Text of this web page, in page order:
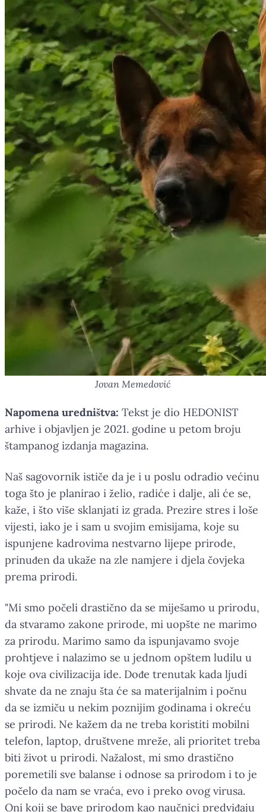
Jovan Memedović
Napomena uredništva: Tekst je dio HEDONIST
arhive i objavljen je 2021. godine u petom broju
štampanog izdanja magazina.
Naš sagovornik ističe da je i u poslu odradio većinu
toga što je planirao i želio, radiće i dalje, ali će se,
kaže, i što više sklanjati iz grada. Prezire stres i loše
vijesti, iako je i sam u svojim emisijama, koje su
ispunjene kadrovima nestvarno lijepe prirode,
prinuđen da ukaže na zle namjere i djela čovjeka
prema prirodi.
"Mi smo počeli drastično da se miješamo u prirodu,
da stvaramo zakone prirode, mi uopšte ne marimo
za prirodu. Marimo samo da ispunjavamo svoje
prohtjeve i nalazimo se u jednom opštem ludilu u
koje ova civilizacija ide. Dođe trenutak kada ljudi
shvate da ne znaju šta će sa materijalnim i počnu
da se izmiču u nekim poznijim godinama i okreću
se prirodi. Ne kažem da ne treba koristiti mobilni
telefon, laptop, društvene mreže, ali prioritet treba
biti život u prirodi. Nažalost, mi smo drastično
poremetili sve balanse i odnose sa prirodom i to je
počelo da nam se vraća, evo i preko ovog virusa.
Oni koji se bave prirodom kao naučnici predviđaju